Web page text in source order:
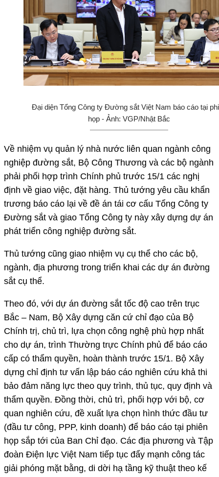
Đại diện Tổng Công ty Đường sắt Việt Nam báo cáo tại
họp - Ảnh: VGP/Nhật Bắc
Về nhiệm vụ quản lý nhà nước liên quan ngành công
nghiệp đường sắt, Bộ Công Thương và các bộ ngành
phải phối hợp trình Chính phủ trước 15/1 các nghị
định về giao việc, đặt hàng. Thủ tướng yêu cầu khẩn
trương báo cáo lại về đề án tái cơ cấu Tổng Công ty
Đường sắt và giao Tổng Công ty này xây dựng dự án
phát triển công nghiệp đường sắt.
Thủ tướng cũng giao nhiệm vụ cụ thể cho các bộ,
ngành, địa phương trong triển khai các dự án đường
sắt cụ thể.
Theo đó, với dự án đường sắt tốc độ cao trên trục
Bắc – Nam, Bộ Xây dựng căn cứ chỉ đạo của Bộ
Chính trị, chủ trì, lựa chọn công nghệ phù hợp nhất
cho dự án, trình Thường trực Chính phủ để báo cáo
cấp có thẩm quyền, hoàn thành trước 15/1. Bộ Xây
dựng chỉ định tư vấn lập báo cáo nghiên cứu khả thi
bảo đảm năng lực theo quy trình, thủ tục, quy định và
thẩm quyền. Đồng thời, chủ trì, phối hợp với bộ, cơ
quan nghiên cứu, đề xuất lựa chọn hình thức đầu tư
(đầu tư công, PPP, kinh doanh) để báo cáo tại phiên
họp sắp tới của Ban Chỉ đạo. Các địa phương và Tập
đoàn Điện lực Việt Nam tiếp tục đẩy mạnh công tác
giải phóng mặt bằng, di dời hạ tầng kỹ thuật theo kế